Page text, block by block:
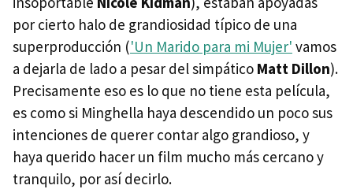
por cierto halo de grandiosidad típico de una
superproducción ('Un Marido para mi Mujer' vamos
a dejarla de lado a pesar del simpático Matt Dillon).
Precisamente eso es lo que no tiene esta película,
es como si Minghella haya descendido un poco sus
intenciones de querer contar algo grandioso, y
haya querido hacer un film mucho más cercano y
tranquilo, por así decirlo.